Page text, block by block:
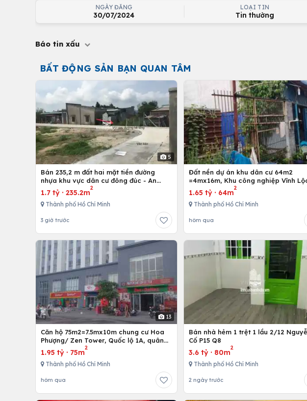
NGÀY ĐĂNG
30/07/2024
LOẠI TIN
Tin thường
Báo tin xấu
BẤT ĐỘNG SẢN BẠN QUAN TÂM
5
Bán 235,2 m đất hai mặt tiền đường
nhựa khu vực dân cư đông đúc - An
nhứt-Long Điền - Bà Rịa
1.7 tỷ · 235.2m
2
Thành phố Hồ Chí Minh
3 giờ trước
Đất nền dự án khu dân cư 64m2
=4mx16m, Khu công nghiệp Vĩnh
Bình Chánh, Tp. Hồ Chí Minh
1.65 tỷ · 64m
2
Thành phố Hồ Chí Minh
hôm qua
13
Căn hộ 75m2=7.5mx10m chung cư Hoa
Phượng/ Zen Tower, Quốc lộ 1A, quân
12,Tp. Hồ Chí Minh, Việt Nam
1.95 tỷ · 75m
2
Thành phố Hồ Chí Minh
hôm qua
Bán nhà hẻm 1 trệt 1 lầu 2/12
Cố P15 Q8
3.6 tỷ · 80m
2
Thành phố Hồ Chí Minh
2 ngày trước